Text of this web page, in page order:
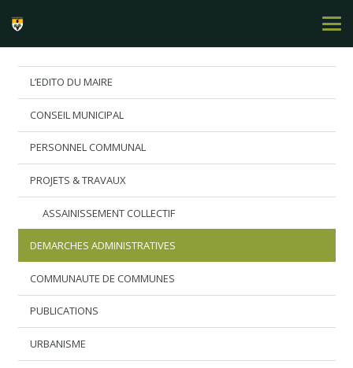
L’EDITO DU MAIRE
CONSEIL MUNICIPAL
PERSONNEL COMMUNAL
PROJETS & TRAVAUX
ASSAINISSEMENT COLLECTIF
DEMARCHES ADMINISTRATIVES
COMMUNAUTE DE COMMUNES
PUBLICATIONS
URBANISME